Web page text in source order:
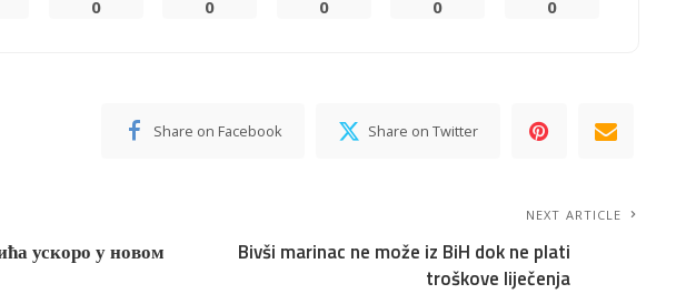
0
0
0
0
0
Share on Facebook Share on Twitter
ускоро у новом
NEXT ARTICLE
Bivši marinac ne može iz BiH dok ne plati
troškove liječenja